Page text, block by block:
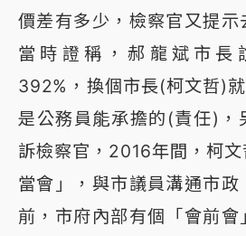
價差有多少，檢察官又提示
當時證稱，郝龍斌市長
392%，換個市長(柯文哲)
是公務員能承擔的(責任)，
訴檢察官，2016年間，柯
當會」，與市議員溝通市政
前，市府內部有個「會前